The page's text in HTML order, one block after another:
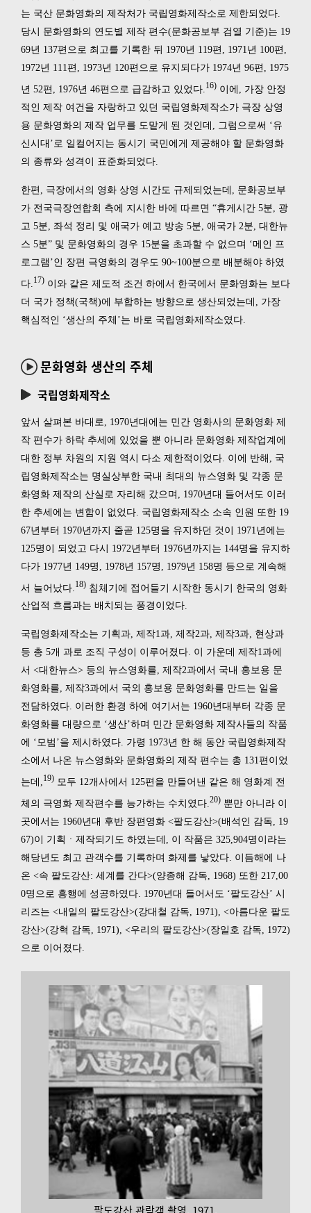
는 국산 문화영화의 제작처가 국립영화제작소로 제한되었다.
당시 문화영화의 연도별 제작 편수(문화공보부 검열 기준)는 19
69년 137편으로 최고를 기록한 뒤 1970년 119편, 1971년 100편,
1972년 111편, 1973년 120편으로 유지되다가 1974년 96편, 1975
년 52편, 1976년 46편으로 급감하고 있었다.16) 이에, 가장 안정
적인 제작 여건을 자랑하고 있던 국립영화제작소가 극장 상영
용 문화영화의 제작 업무를 도맡게 된 것인데, 그럼으로써 ‘유
신시대’로 일컬어지는 동시기 국민에게 제공해야 할 문화영화
의 종류와 성격이 표준화되었다.
한편, 극장에서의 영화 상영 시간도 규제되었는데, 문화공보부
가 전국극장연합회 측에 지시한 바에 따르면 “휴게시간 5분, 광
고 5분, 좌석 정리 및 애국가 예고 방송 5분, 애국가 2분, 대한뉴
스 5분” 및 문화영화의 경우 15분을 초과할 수 없으며 ‘메인 프
로그램’인 장편 극영화의 경우도 90~100분으로 배분해야 하였
다. 17) 이와 같은 제도적 조건 하에서 한국에서 문화영화는 보다
더 국가 정책(국책)에 부합하는 방향으로 생산되었는데, 가장
핵심적인 ‘생산의 주체’는 바로 국립영화제작소였다.
문화영화 생산의 주체
국립영화제작소
앞서 살펴본 바대로, 1970년대에는 민간 영화사의 문화영화 제
작 편수가 하락 추세에 있었을 뿐 아니라 문화영화 제작업계에
대한 정부 차원의 지원 역시 다소 제한적이었다. 이에 반해, 국
립영화제작소는 명실상부한 국내 최대의 뉴스영화 및 각종 문
화영화 제작의 산실로 자리해 갔으며, 1970년대 들어서도 이러
한 추세에는 변함이 없었다. 국립영화제작소 소속 인원 또한 19
67년부터 1970년까지 줄곧 125명을 유지하던 것이 1971년에는
125명이 되었고 다시 1972년부터 1976년까지는 144명을 유지하
다가 1977년 149명, 1978년 157명, 1979년 158명 등으로 계속해
서 늘어났다. 18) 침체기에 접어들기 시작한 동시기 한국의 영화
산업적 흐름과는 배치되는 풍경이었다.
국립영화제작소는 기획과, 제작1과, 제작2과, 제작3과, 현상과
등 총 5개 과로 조직 구성이 이루어졌다. 이 가운데 제작1과에
서 <대한뉴스> 등의 뉴스영화를, 제작2과에서 국내 홍보용 문
화영화를, 제작3과에서 국외 홍보용 문화영화를 만드는 일을
전담하였다. 이러한 환경 하에 여기서는 1960년대부터 각종 문
화영화를 대량으로 ‘생산’하며 민간 문화영화 제작사들의 작품
에 ‘모범’을 제시하였다. 가령 1973년 한 해 동안 국립영화제작
소에서 나온 뉴스영화와 문화영화의 제작 편수는 총 131편이었
는데,19) 모두 12개사에서 125편을 만들어낸 같은 해 영화계 전
체의 극영화 제작편수를 능가하는 수치였다. 20) 뿐만 아니라 이
곳에서는 1960년대 후반 장편영화 <팔도강산>(배석인 감독, 19
67)이 기획ㆍ제작되기도 하였는데, 이 작품은 325,904명이라는
해당년도 최고 관객수를 기록하며 화제를 낳았다. 이듬해에 나
온 <속 팔도강산: 세계를 간다>(양종해 감독, 1968) 또한 217,00
0명으로 흥행에 성공하였다. 1970년대 들어서도 ‘팔도강산’ 시
리즈는 <내일의 팔도강산>(강대철 감독, 1971), <아름다운 팔도
강산>(강혁 감독, 1971), <우리의 팔도강산>(장일호 감독, 1972)
으로 이어졌다.